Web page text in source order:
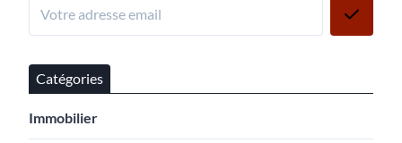
Catégories
Immobilier